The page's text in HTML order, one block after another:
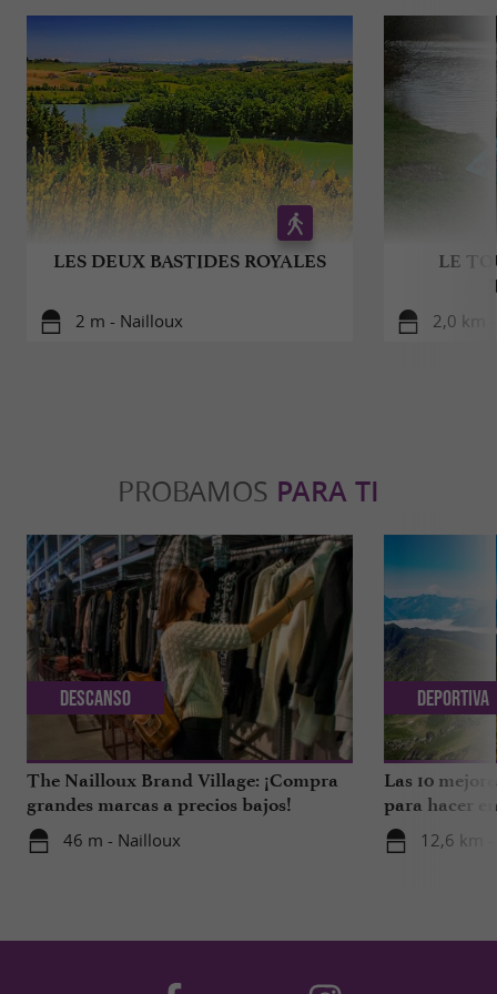
LES DEUX BASTIDES ROYALES
2 m - Nailloux
LE
2,0 km
PROBAMOS PARA TI
The Nailloux Brand Village: ¡Compra
grandes marcas a precios bajos!
46 m - Nailloux
Descanso
Las 10
para hacer
12,6 km
Deportiva